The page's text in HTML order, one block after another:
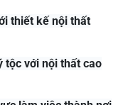
thiết kế nội thất
tộc với nội thất cao